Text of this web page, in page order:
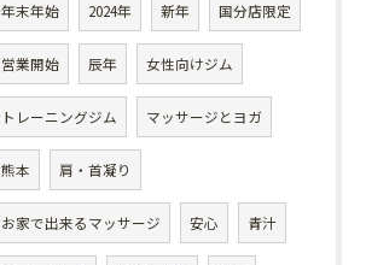
年末年始 2024年 新年 国分店限定
営業開始 辰年 女性向けジム
トレーニングジム マッサージとヨガ
熊本 肩・首凝り
お家で出来るマッサージ 安心 青汁